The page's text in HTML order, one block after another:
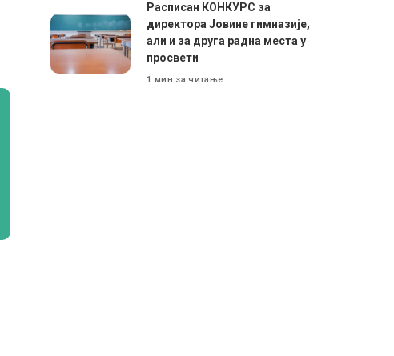
Расписан КОНКУРС за
директора Јовине гимназије,
али и за друга радна места у
просвети
1 мин за читање